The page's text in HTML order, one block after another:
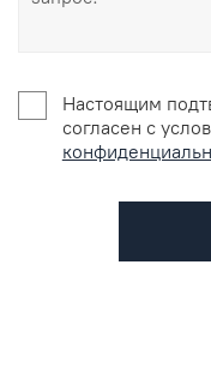
Настоящим
согласен с